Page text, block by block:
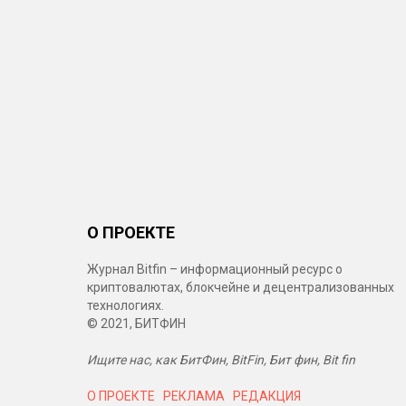
О ПРОЕКТЕ
Журнал Bitfin – информационный ресурс о
криптовалютах, блокчейне и децентрализованных
технологиях.
© 2021, БИТФИН
Ищите нас, как БитФин, BitFin, Бит фин, Bit fin
О ПРОЕКТЕ РЕКЛАМА РЕДАКЦИЯ